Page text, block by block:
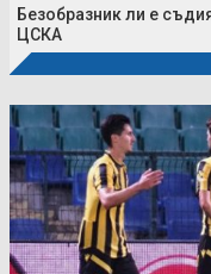
Безобразник ли е
ЦСКА